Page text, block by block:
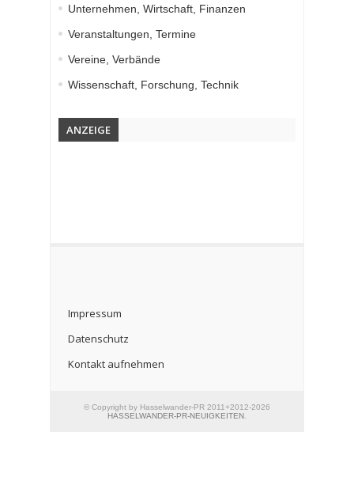
Unternehmen, Wirtschaft, Finanzen
Veranstaltungen, Termine
Vereine, Verbände
Wissenschaft, Forschung, Technik
ANZEIGE
Impressum
Datenschutz
Kontakt aufnehmen
© Copyright by Hasselwander-PR 2011+2012-2026
HASSELWANDER-PR-NEUIGKEITEN.